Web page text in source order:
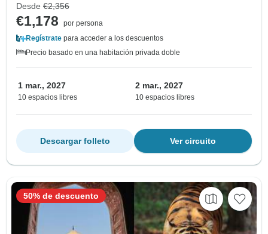
Desde €2,356
€1,178
por persona
Regístrate para acceder a los descuentos
Precio basado en una habitación privada doble
1 mar., 2027
10 espacios libres
2 mar., 2027
10 espacios libres
Ver circuito
Descargar folleto
50% de descuento